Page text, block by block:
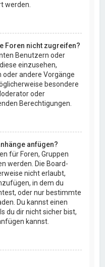
werden.
Foren nicht zugreifen?
Benutzern oder
einzusehen,
oder andere Vorgänge
besondere
oder
Berechtigungen.
anfügen?
für Foren, Gruppen
werden. Die Board-
nicht erlaubt,
in dem du
oder nur bestimmte
Du kannst einen
du dir nicht sicher bist,
kannst.